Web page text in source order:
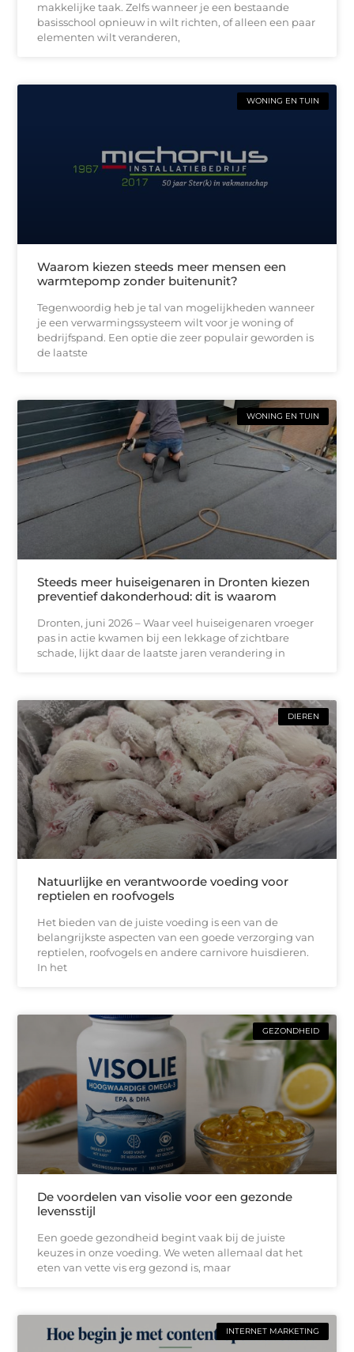
makkelijke taak. Zelfs wanneer je een bestaande
basisschool opnieuw in wilt richten, of alleen een paar
elementen wilt veranderen,
WONING EN TUIN
Waarom kiezen steeds meer mensen een
warmtepomp zonder buitenunit?
Tegenwoordig heb je tal van mogelijkheden wanneer
je een verwarmingssysteem wilt voor je woning of
bedrijfspand. Een optie die zeer populair geworden is
de laatste
WONING EN TUIN
Steeds meer huiseigenaren in Dronten kiezen
preventief dakonderhoud: dit is waarom
Dronten, juni 2026 – Waar veel huiseigenaren vroeger
pas in actie kwamen bij een lekkage of zichtbare
schade, lijkt daar de laatste jaren verandering in
DIEREN
Natuurlijke en verantwoorde voeding voor
reptielen en roofvogels
Het bieden van de juiste voeding is een van de
belangrijkste aspecten van een goede verzorging van
reptielen, roofvogels en andere carnivore huisdieren.
In het
GEZONDHEID
De voordelen van visolie voor een gezonde
levensstijl
Een goede gezondheid begint vaak bij de juiste
keuzes in onze voeding. We weten allemaal dat het
eten van vette vis erg gezond is, maar
INTERNET MARKETING